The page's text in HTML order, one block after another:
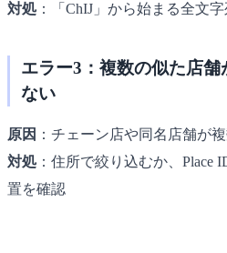
対処 ：「ChIJ」から始まる全文
エラー3：複数の似た店
ない
原因 ：チェーン店や同名店舗が
対処 ：住所で絞り込むか、Place
置を確認